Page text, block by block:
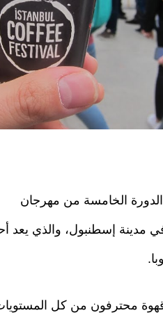
الخامسة من مهرجان
مدينة إسطنبول، والذي يعد
محترفون من كل